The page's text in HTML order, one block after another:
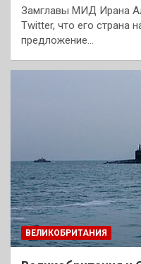
Замглавы МИД Ирана
Twitter, что его страна
предложение…
ВЕЛИКОБРИТАНИЯ